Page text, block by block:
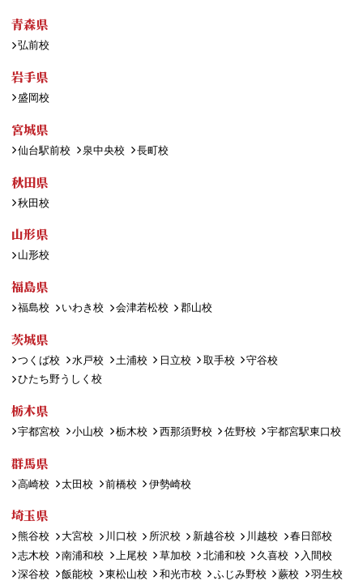
青森県
弘前校
岩手県
盛岡校
宮城県
仙台駅前校 泉中央校 長町校
秋田県
秋田校
山形県
山形校
福島県
福島校 いわき校 会津若松校 郡山校
茨城県
つくば校 水戸校 土浦校 日立校 取手校
守谷校
ひたち野うしく校
栃木県
宇都宮校 小山校 栃木校 西那須野校 佐野校 宇都宮駅東口校
群馬県
高崎校 太田校 前橋校 伊勢崎校
埼玉県
熊谷校 大宮校 川口校 所沢校 新越谷校 川越校
春日部校
志木校
南浦和校 上尾校 草加校 北浦和校 久喜校
入間校
深谷校
飯能校 東松山校 和光市校 ふじみ野校 蕨校
羽生校